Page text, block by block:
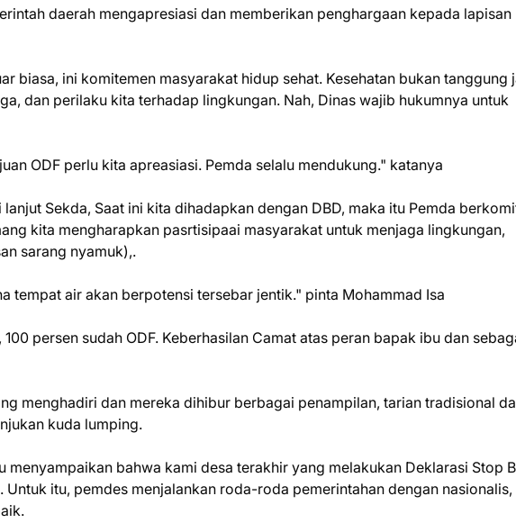
daerah mengapresiasi dan memberikan penghargaan kepada lapisan
biasa, ini komitemen masyarakat hidup sehat. Kesehatan bukan tanggung
dan perilaku kita terhadap lingkungan. Nah, Dinas wajib hukumnya untuk
ODF perlu kita apreasiasi. Pemda selalu mendukung." katanya
Sekda, Saat ini kita dihadapkan dengan DBD, maka itu Pemda
kita mengharapkan pasrtisipaai masyarakat untuk menjaga lingkungan,
sarang nyamuk),.
tempat air akan berpotensi tersebar jentik." pinta Mohammad Isa
persen sudah ODF. Keberhasilan Camat atas peran bapak ibu dan
menghadiri dan mereka dihibur berbagai penampilan, tarian tradisional
kuda lumping.
menyampaikan bahwa kami desa terakhir yang melakukan Deklarasi Stop
Untuk itu, pemdes menjalankan roda-roda pemerintahan dengan nasionalis,